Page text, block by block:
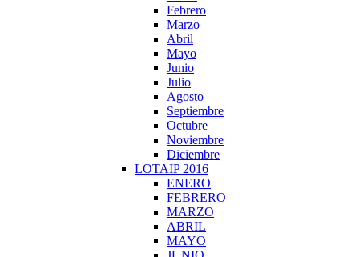
Febrero
Marzo
Abril
Mayo
Junio
Julio
Agosto
Septiembre
Octubre
Noviembre
Diciembre
LOTAIP 2016
ENERO
FEBRERO
MARZO
ABRIL
MAYO